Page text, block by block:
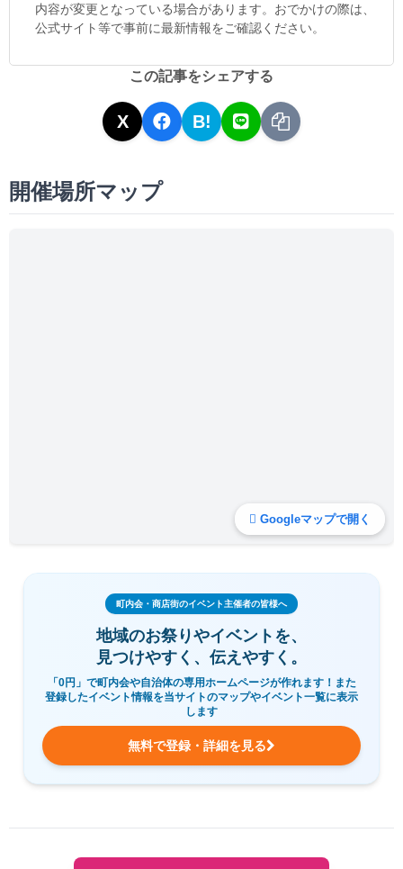
内容が変更となっている場合があります。おでかけの際は、
公式サイト等で事前に最新情報をご確認ください。
この記事をシェアする
X B!
開催場所マップ
Googleマップで開く
町内会・商店街のイベント主催者の皆様へ
地域のお祭りやイベントを、
見つけやすく、伝えやすく。
「0円」で町内会や自治体の専用ホームページが作れます！また
登録したイベント情報を当サイトのマップやイベント一覧に表示
します
無料で登録・詳細を見る